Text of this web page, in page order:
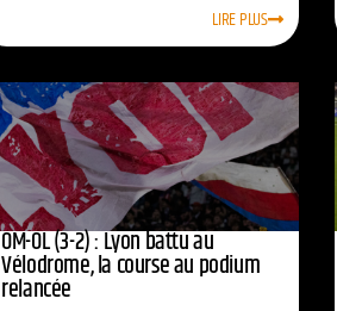
LIRE PLUS
OM-OL (3-2) : Lyon battu au
Vélodrome, la course au podium
relancée